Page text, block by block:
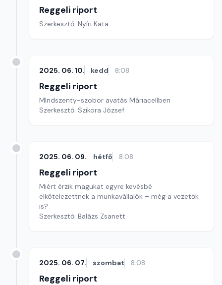
Reggeli riport
Szerkesztő: Nyíri Kata
2025. 06. 10. kedd 8:08
Reggeli riport
MIndszenty-szobor avatás Máriacellben
Szerkesztő: Szikora József
2025. 06. 09. hétfő 8:08
Reggeli riport
Miért érzik magukat egyre kevésbé
elkötelezettnek a munkavállalók – még a vezetők
is?
Szerkesztő: Balázs Zsanett
2025. 06. 07. szombat 8:08
Reggeli riport